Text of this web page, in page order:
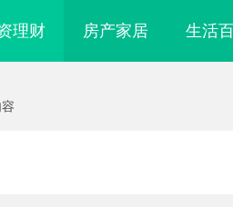
理财 房产家居 生活